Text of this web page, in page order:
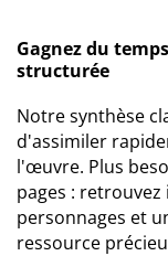
Gagnez du
structurée
Notre synthèse
d'assimiler
l'œuvre. Plus
pages :
personnages et
ressource